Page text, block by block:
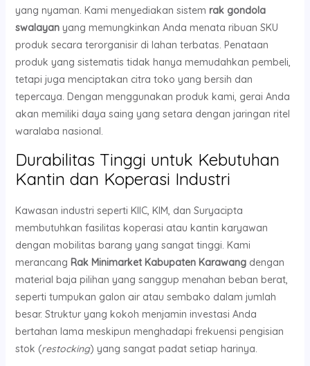
yang nyaman. Kami menyediakan sistem rak gondola
swalayanyang memungkinkan Anda menata ribuan SKU
produk secara terorganisir di lahan terbatas. Penataan
produk yang sistematis tidak hanya memudahkan pembeli,
tetapi juga menciptakan citra toko yang bersih dan
tepercaya. Dengan menggunakan produk kami, gerai Anda
akan memiliki daya saing yang setara dengan jaringan ritel
waralaba nasional.
Durabilitas Tinggi untuk Kebutuhan
Kantin dan Koperasi Industri
Kawasan industri seperti KIIC, KIM, dan Suryacipta
membutuhkan fasilitas koperasi atau kantin karyawan
dengan mobilitas barang yang sangat tinggi. Kami
merancang Rak Minimarket Kabupaten Karawangdengan
material baja pilihan yang sanggup menahan beban berat,
seperti tumpukan galon air atau sembako dalam jumlah
besar. Struktur yang kokoh menjamin investasi Anda
bertahan lama meskipun menghadapi frekuensi pengisian
stok (restocking) yang sangat padat setiap harinya.